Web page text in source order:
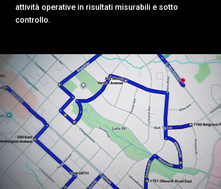
attività operative in risultati misurabili e sotto
controllo.